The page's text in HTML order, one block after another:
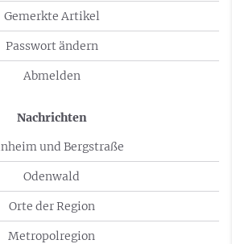
Gemerkte Artikel
Passwort ändern
Abmelden
Nachrichten
und Bergstraße
Odenwald
Orte der Region
Metropolregion